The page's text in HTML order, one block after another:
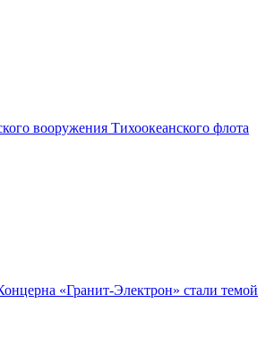
вооружения Тихоокеанского флота
«Гранит-Электрон» стали темой